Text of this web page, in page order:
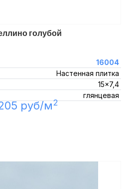
голубой
16004
Настенная плитка
15x7,4
глянцевая
руб/м2